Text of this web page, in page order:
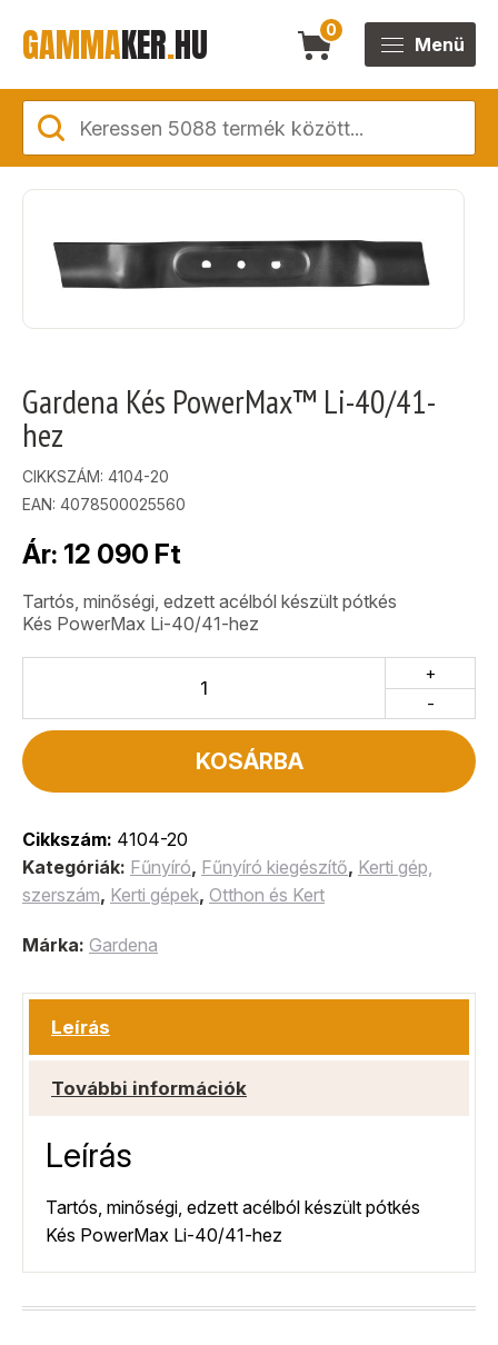
GAMMAKER.HU 0
Menü
Gardena Kés PowerMax™ Li-40/41-
hez
CIKKSZÁM: 4104-20
EAN: 4078500025560
Ár: 12 090 Ft
Tartós, minőségi, edzett acélból készült pótkés
Kés PowerMax Li-40/41-hez
-
+
KOSÁRBA
Cikkszám: 4104-20
Kategóriák: Fűnyíró, Fűnyíró kiegészítő, Kerti gép,
szerszám, Kerti gépek, Otthon és Kert
Márka: Gardena
Leírás
További információk
Leírás
Tartós, minőségi, edzett acélból készült pótkés
Kés PowerMax Li-40/41-hez